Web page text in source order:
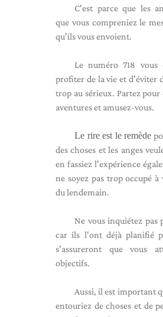
C'est parce que les
que vous compreniez le
qu'ils vous envoient.
Le numéro 718 vous
profiter de la vie et d'éviter
trop au sérieux. Partez pour
aventures et amusez-vous.
Le rire est le remède
des choses et les anges
en fassiez l'expérience
ne soyez pas trop occupé à
du lendemain.
Ne vous inquiétez pas
car ils l'ont déjà planifié
s'assureront que vous
objectifs.
Aussi, il est important
entouriez de choses et de